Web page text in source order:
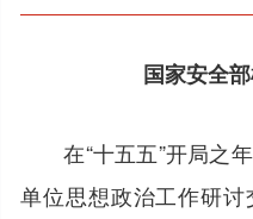
国家安全
在“十五五”开局之
单位思想政治工作研